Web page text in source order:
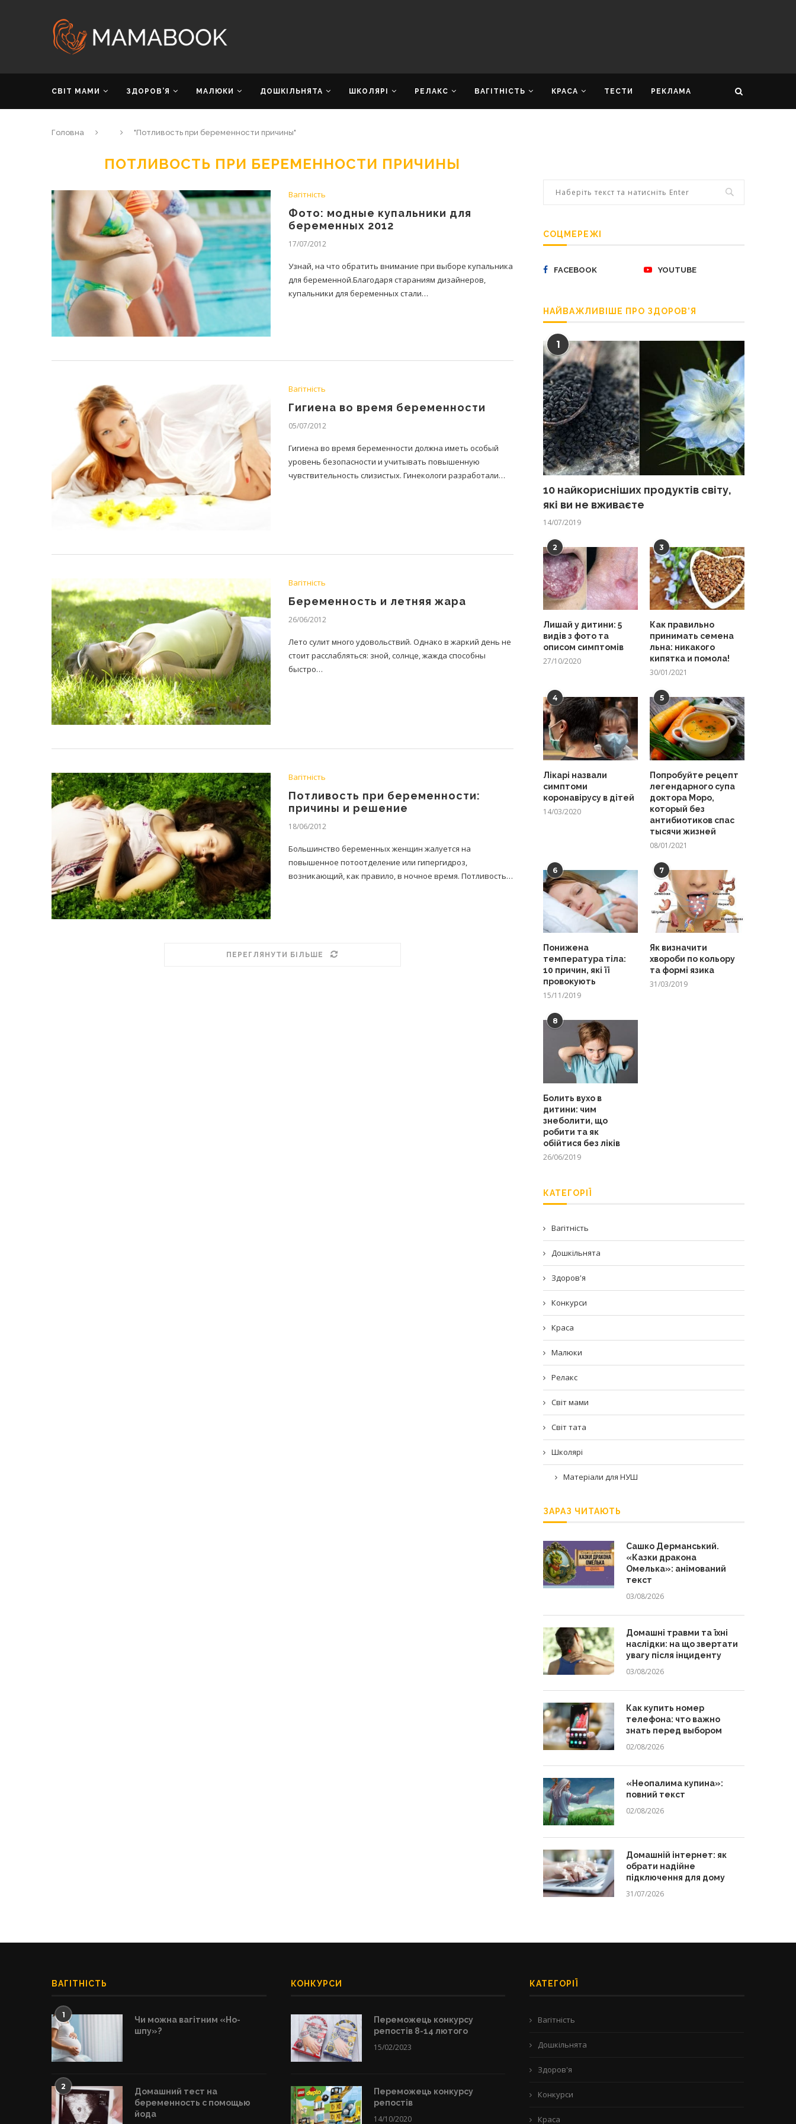
СВІТ МАМИ ЗДОРОВ’Я МАЛЮКИ ДОШКІЛЬНЯТА ШКОЛЯРІ РЕЛАКС ВАГІТНІСТЬ КРАСА ТЕСТИ РЕКЛАМА
Головна "Потливость при беременности причины"
ПОТЛИВОСТЬ ПРИ БЕРЕМЕННОСТИ ПРИЧИНЫ
Вагітність
Фото: модные купальники для
беременных 2012
17/07/2012
Узнай, на что обратить внимание при выборе купальника
для беременной.Благодаря стараниям дизайнеров,
купальники для беременных стали…
Вагітність
Гигиена во время беременности
05/07/2012
Гигиена во время беременности должна иметь особый
уровень безопасности и учитывать повышенную
чувствительность слизистых. Гинекологи разработали…
Вагітність
Беременность и летняя жара
26/06/2012
Лето сулит много удовольствий. Однако в жаркий день не
стоит расслабляться: зной, солнце, жажда способны
быстро…
Вагітність
Потливость при беременности:
причины и решение
18/06/2012
Большинство беременных женщин жалуется на
повышенное потоотделение или гипергидроз,
возникающий, как правило, в ночное время. Потливость…
ПЕРЕГЛЯНУТИ БІЛЬШЕ
СОЦМЕРЕЖІ
FACEBOOK YOUTUBE
НАЙВАЖЛИВІШЕ ПРО ЗДОРОВ’Я
1
10 найкорисніших продуктів світу,
які ви не вживаєте
14/07/2019
2
Лишай у дитини: 5
видів з фото та
описом симптомів
27/10/2020
3
Как правильно
принимать семена
льна: никакого
кипятка и помола!
30/01/2021
4
Лікарі назвали
симптоми
коронавірусу в дітей
14/03/2020
5
Попробуйте рецепт
легендарного супа
доктора Моро,
который без
антибиотиков спас
тысячи жизней
08/01/2021
6
Понижена
температура тіла:
10 причин, які її
провокують
15/11/2019
7
Як визначити
хвороби по кольору
та формі язика
31/03/2019
8
Болить вухо в
дитини: чим
знеболити, що
робити та як
обійтися без ліків
26/06/2019
КАТЕГОРІЇ
Вагітність
Дошкільнята
Здоров'я
Конкурси
Краса
Малюки
Релакс
Світ мами
Світ тата
Школярі
Матеріали для НУШ
ЗАРАЗ ЧИТАЮТЬ
Сашко Дерманський.
«Казки дракона
Омелька»: анімований
текст
03/08/2026
Домашні травми та їхні
наслідки: на що звертати
увагу після інциденту
03/08/2026
Как купить номер
телефона: что важно
знать перед выбором
02/08/2026
«Неопалима купина»:
повний текст
02/08/2026
Домашній інтернет: як
обрати надійне
підключення для дому
31/07/2026
ВАГІТНІСТЬ
1
Чи можна вагітним «Но-
шпу»?
2
Домашний тест на
беременность с помощью
йода
КОНКУРСИ
Переможець конкурсу
репостів 8-14 лютого
15/02/2023
Переможець конкурсу
репостів
14/10/2020
КАТЕГОРІЇ
Вагітність
Дошкільнята
Здоров'я
Конкурси
Краса